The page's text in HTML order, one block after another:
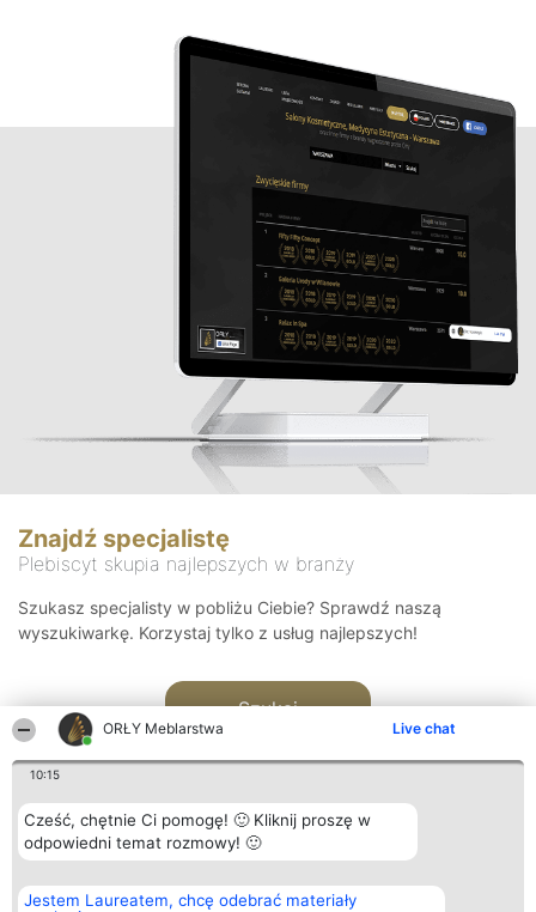
ORŁY Meblarstwa Live chat
10:15
Cześć, chętnie Ci pomogę! 🙂 Kliknij proszę w
odpowiedni temat rozmowy! 🙂
Jestem Laureatem, chcę odebrać materiały
Znajdź specjalistę
Plebiscyt skupia najlepszych w branży
Szukasz specjalisty w pobliżu Ciebie? Sprawdź naszą
wyszukiwarkę. Korzystaj tylko z usług najlepszych!
Szukaj
Organizator plebiscytu
Bright Side Solutions sp. z o.
Plebiscyt
Laureaci
Kontakt
Kontakt